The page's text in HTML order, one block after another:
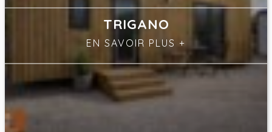
TRIGANO
EN SAVOIR PLUS +